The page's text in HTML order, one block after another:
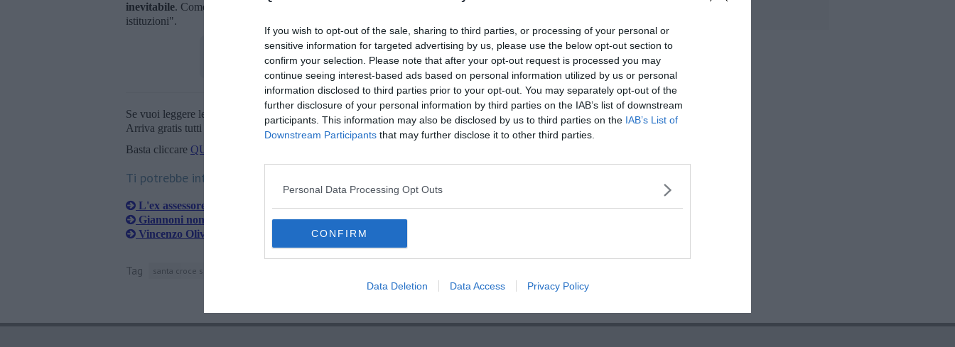
If you wish to opt-out of the sale, sharing to third parties, or processing of your personal or
sensitive information for targeted advertising by us, please use the below opt-out section to
confirm your selection. Please note that after your opt-out request is processed you may
continue seeing interest-based ads based on personal information utilized by us or personal
information disclosed to third parties prior to your opt-out. You may separately opt-out of the
further disclosure of your personal information by third parties on the IAB’s list of downstream
participants. This information may also be disclosed by us to third parties on the IAB’s List of
Downstream Participants that may further disclose it to other third parties.
Personal Data Processing Opt Outs
CONFIRM
Data Deletion Data Access Privacy Policy
inevitabile. Come opposizione continueremo a svolgere il nostro ruolo con serietà e senso delle
istituzioni".
Se vuoi leggere le notizie principali della Toscana iscriviti alla
Newsletter QUInews - ToscanaMedia.
Arriva gratis tutti i giorni alle 20:00 direttamente nella tua casella di posta.
Basta cliccare QUI
Ti potrebbe interessare anche:
L'ex assessore esce da "Insieme per Giannoni" e lancia Asma-Next
Giannoni nomina il nuovo assessore
Vincenzo Oliveri lascia l'incarico di assessore
Tag santa croce sull'arno